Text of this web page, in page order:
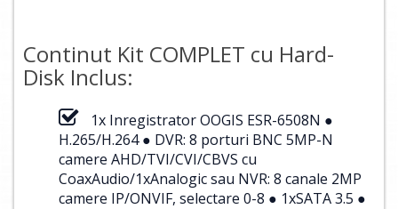
Continut Kit COMPLET cu Hard-
Disk Inclus:
1x Inregistrator OOGIS ESR-6508N ●
H.265/H.264 ● DVR: 8 porturi BNC 5MP-N
camere AHD/TVI/CVI/CBVS cu
CoaxAudio/1xAnalogic sau NVR: 8 canale 2MP
camere IP/ONVIF, selectare 0-8 ● 1xSATA 3.5 ●